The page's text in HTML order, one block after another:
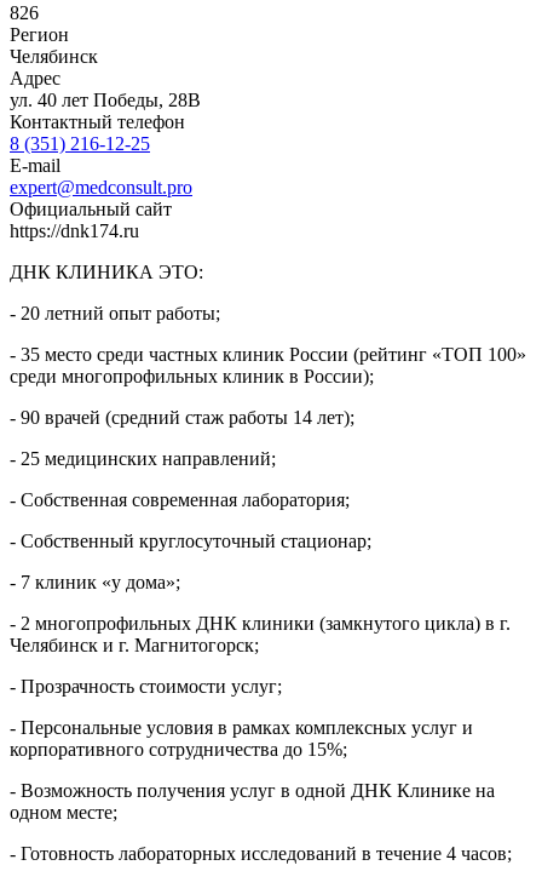
826
Регион
Челябинск
Адрес
ул. 40 лет Победы, 28В
Контактный телефон
8 (351) 216-12-25
E-mail
expert@medconsult.pro
Официальный сайт
https://dnk174.ru
ДНК КЛИНИКА ЭТО:
- 20 летний опыт работы;
- 35 место среди частных клиник России (рейтинг «ТОП 100»
среди многопрофильных клиник в России);
- 90 врачей (средний стаж работы 14 лет);
- 25 медицинских направлений;
- Собственная современная лаборатория;
- Собственный круглосуточный стационар;
- 7 клиник «у дома»;
- 2 многопрофильных ДНК клиники (замкнутого цикла) в г.
Челябинск и г. Магнитогорск;
- Прозрачность стоимости услуг;
- Персональные условия в рамках комплексных услуг и
корпоративного сотрудничества до 15%;
- Возможность получения услуг в одной ДНК Клинике на
одном месте;
- Готовность лабораторных исследований в течение 4 часов;